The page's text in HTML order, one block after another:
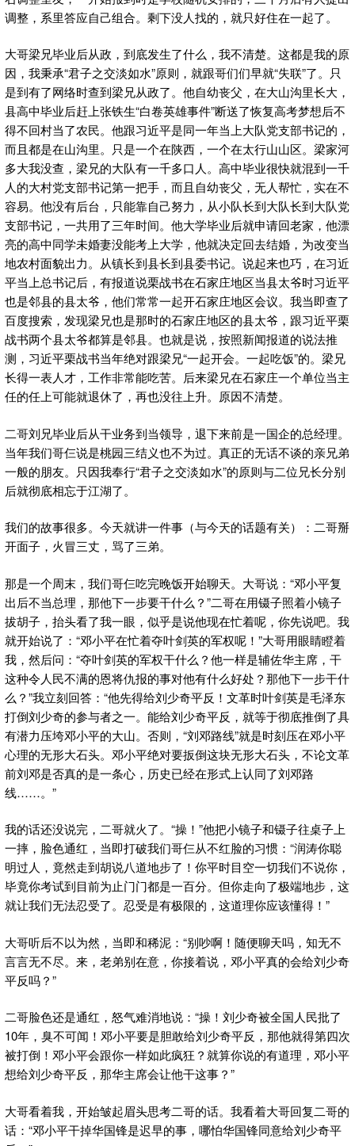
调整，系里答应自己组合。剩下没人找的，就只好住在一起了。
大哥梁兄毕业后从政，到底发生了什么，我不清楚。这都是我的原
因，我秉承“君子之交淡如水”原则，就跟哥们们早就“失联”了。只
是到有了网络时查到梁兄从政了。他自幼丧父，在大山沟里长大，
县高中毕业后赶上张铁生“白卷英雄事件”断送了恢复高考梦想后不
得不回村当了农民。他跟习近平是同一年当上大队党支部书记的，
而且都是在山沟里。只是一个在陕西，一个在太行山山区。梁家河
多大我没查，梁兄的大队有一千多口人。高中毕业很快就混到一千
人的大村党支部书记第一把手，而且自幼丧父，无人帮忙，实在不
容易。他没有后台，只能靠自己努力，从小队长到大队长到大队党
支部书记，一共用了三年时间。他大学毕业后就申请回老家，他漂
亮的高中同学未婚妻没能考上大学，他就决定回去结婚，为改变当
地农村面貌出力。从镇长到县长到县委书记。说起来也巧，在习近
平当上总书记后，有报道说栗战书在石家庄地区当县太爷时习近平
也是邻县的县太爷，他们常常一起开石家庄地区会议。我当即查了
百度搜索，发现梁兄也是那时的石家庄地区的县太爷，跟习近平栗
战书两个县太爷都算是邻县。也就是说，按照新闻报道的说法推
测，习近平栗战书当年绝对跟梁兄“一起开会。一起吃饭”的。梁兄
长得一表人才，工作非常能吃苦。后来梁兄在石家庄一个单位当主
任的任上可能就退休了，再也没往上升。原因不清楚。
二哥刘兄毕业后从干业务到当领导，退下来前是一国企的总经理。
当年我们哥仨说是桃园三结义也不为过。真正的无话不谈的亲兄弟
一般的朋友。只因我奉行“君子之交淡如水”的原则与二位兄长分别
后就彻底相忘于江湖了。
我们的故事很多。今天就讲一件事（与今天的话题有关）：二哥掰
开面子，火冒三丈，骂了三弟。
那是一个周末，我们哥仨吃完晚饭开始聊天。大哥说：“邓小平复
出后不当总理，那他下一步要干什么？”二哥在用镊子照着小镜子
拔胡子，抬头看了我一眼，似乎是说他现在忙着呢，你先说吧。我
就开始说了：“邓小平在忙着夺叶剑英的军权呢！”大哥用眼睛瞪着
我，然后问：“夺叶剑英的军权干什么？他一样是辅佐华主席，干
这种令人民不满的恩将仇报的事对他有什么好处？那他下一步干什
么？”我立刻回答：“他先得给刘少奇平反！文革时叶剑英是毛泽东
打倒刘少奇的参与者之一。能给刘少奇平反，就等于彻底推倒了具
有潜力压垮邓小平的大山。否则，“刘邓路线”就是时刻压在邓小平
心理的无形大石头。邓小平绝对要扳倒这块无形大石头，不论文革
前刘邓是否真的是一条心，历史已经在形式上认同了刘邓路
线……。”
我的话还没说完，二哥就火了。“操！”他把小镜子和镊子往桌子上
一摔，脸色通红，当即打破我们哥仨从不红脸的习惯：“润涛你聪
明过人，竟然走到胡说八道地步了！你平时目空一切我们不说你，
毕竟你考试到目前为止门门都是一百分。但你走向了极端地步，这
就让我们无法忍受了。忍受是有极限的，这道理你应该懂得！”
大哥听后不以为然，当即和稀泥：“别吵啊！随便聊天吗，知无不
言言无不尽。来，老弟别在意，你接着说，邓小平真的会给刘少奇
平反吗？”
二哥脸色还是通红，怒气难消地说：“操！刘少奇被全国人民批了
10年，臭不可闻！邓小平要是胆敢给刘少奇平反，那他就得第四次
被打倒！邓小平会跟你一样如此疯狂？就算你说的有道理，邓小平
想给刘少奇平反，那华主席会让他干这事？”
大哥看着我，开始皱起眉头思考二哥的话。我看着大哥回复二哥的
话：“邓小平干掉华国锋是迟早的事，哪怕华国锋同意给刘少奇平